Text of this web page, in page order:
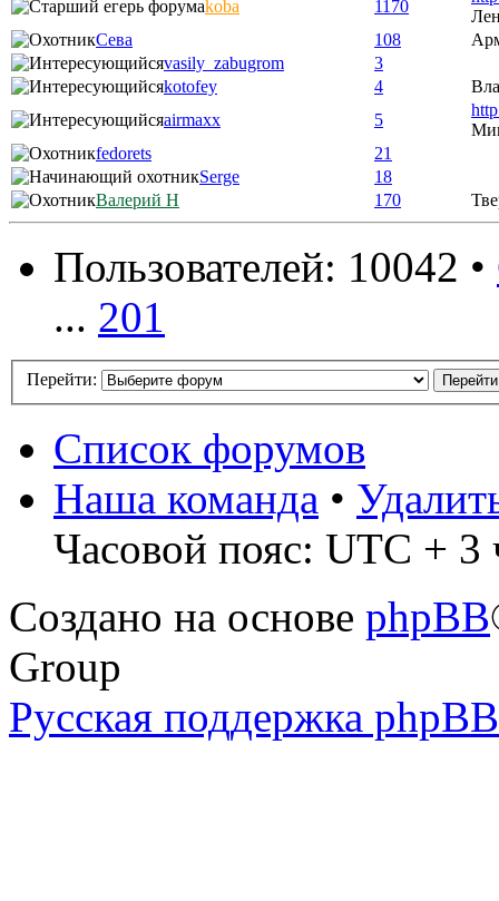
koba
1170
Сева
108
vasily_zabugrom
3
kotofey
4
airmaxx
5
fedorets
21
Serge
18
Валерий Н
170
Пользователей: 10042 •
... 201
Перейти:
Список форумов
Наша команда •
Часовой пояс: UTC + 3
Создано на основе phpBB
Group
Русская поддержка phpBB